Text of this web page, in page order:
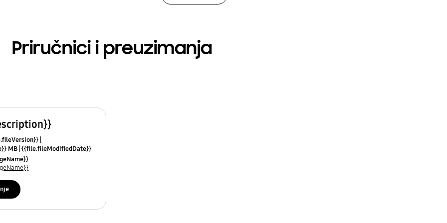
Priručnici i preuzimanja
MB {{file.fileModifiedDate}}